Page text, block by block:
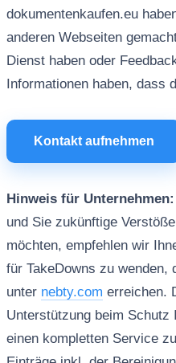
dokumentenkaufen.eu
anderen Webseiten
Dienst haben oder
Informationen haben,
Kontakt aufnehmen
Hinweis für Unternehmen:
und Sie zukünftige
möchten, empfehlen wir
für TakeDowns zu wenden,
unter nebty.com erreichen.
Unterstützung beim Schutz
einen kompletten Service